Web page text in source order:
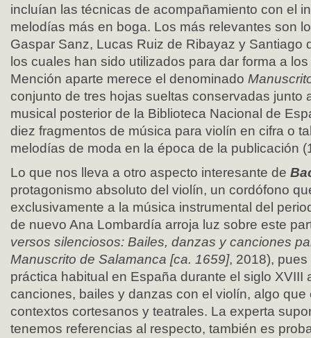
incluían las técnicas de acompañamiento con el
melodías más en boga. Los más relevantes son
Gaspar Sanz, Lucas Ruiz de Ribayaz y Santiago
los cuales han sido utilizados para dar forma a
Mención aparte merece el denominado
conjunto de tres hojas sueltas conservadas junto
musical posterior de la Biblioteca Nacional de
diez fragmentos de música para violín en cifra o
melodías de moda en la época de la publicación
Lo que nos lleva a otro aspecto interesante de
protagonismo absoluto del violín, un cordófono
exclusivamente a la música instrumental del
de nuevo Ana Lombardía arroja luz sobre este
versos silenciosos: Bailes, danzas y canciones
Manuscrito de Salamanca [ca. 1659], 2018),
práctica habitual en España durante el siglo XVIII
canciones, bailes y danzas con el violín, algo
contextos cortesanos y teatrales. La experta
tenemos referencias al respecto, también es